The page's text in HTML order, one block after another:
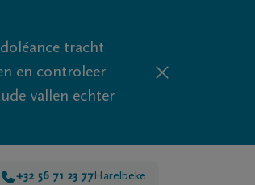
tracht
en controleer
vallen echter
+32 56 71 23 77Harelbeke